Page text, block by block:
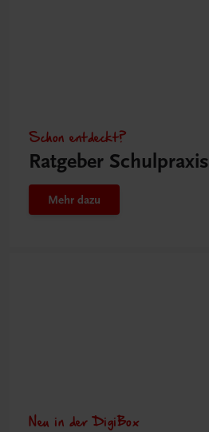
Schon entdeckt?
Ratgeber Schulpraxis
Mehr dazu
Neu in der DigiBox